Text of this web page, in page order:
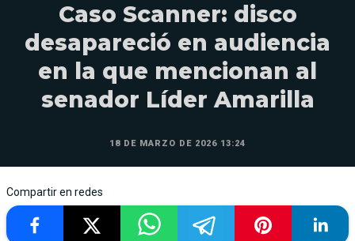
Caso Scanner: disco
desapareció en audiencia
en la que mencionan al
senador Líder Amarilla
18 DE MARZO DE 2026 13:24
Compartir en redes